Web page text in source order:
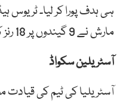
مارش نے 9 گیندوں پر 18 رنز کے ساتھ ناٹ آؤٹ رہے۔
آسٹریلین سکواڈ
آسٹریلیا کی ٹیم کی